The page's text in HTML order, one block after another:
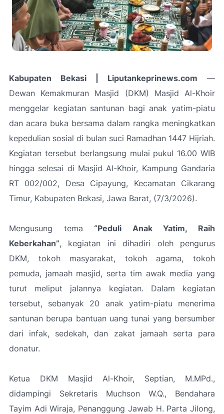
Kabupaten Bekasi | Liputankeprinews.com —
Dewan Kemakmuran Masjid (DKM) Masjid Al-Khoir
menggelar kegiatan santunan bagi anak yatim-piatu
dan acara buka bersama dalam rangka meningkatkan
kepedulian sosial di bulan suci Ramadhan 1447 Hijriah.
Kegiatan tersebut berlangsung mulai pukul 16.00 WIB
hingga selesai di Masjid Al-Khoir, Kampung Gandaria
RT 002/002, Desa Cipayung, Kecamatan Cikarang
Timur, Kabupaten Bekasi, Jawa Barat, (7/3/2026).
Mengusung tema “Peduli Anak Yatim, Raih
Keberkahan”, kegiatan ini dihadiri oleh pengurus
DKM, tokoh masyarakat, tokoh agama, tokoh
pemuda, jamaah masjid, serta tim awak media yang
turut meliput jalannya kegiatan. Dalam kegiatan
tersebut, sebanyak 20 anak yatim-piatu menerima
santunan berupa bantuan uang tunai yang bersumber
dari infak, sedekah, dan zakat jamaah serta para
donatur.
Ketua DKM Masjid Al-Khoir, Septian, M.MPd.,
didampingi Sekretaris Muchson W.Q., Bendahara
Tayim Adi Wiraja, Penanggung Jawab H. Parta Jilong,